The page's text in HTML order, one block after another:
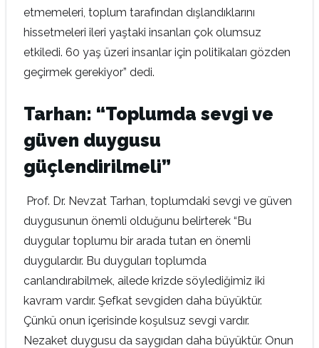
etmemeleri, toplum tarafından dışlandıklarını
hissetmeleri ileri yaştaki insanları çok olumsuz
etkiledi. 60 yaş üzeri insanlar için politikaları gözden
geçirmek gerekiyor” dedi.
Tarhan: “Toplumda sevgi ve
güven duygusu
güçlendirilmeli”
Prof. Dr. Nevzat Tarhan, toplumdaki sevgi ve güven
duygusunun önemli olduğunu belirterek “Bu
duygular toplumu bir arada tutan en önemli
duygulardır. Bu duyguları toplumda
canlandırabilmek, ailede krizde söylediğimiz iki
kavram vardır. Şefkat sevgiden daha büyüktür.
Çünkü onun içerisinde koşulsuz sevgi vardır.
Nezaket duygusu da saygıdan daha büyüktür. Onun